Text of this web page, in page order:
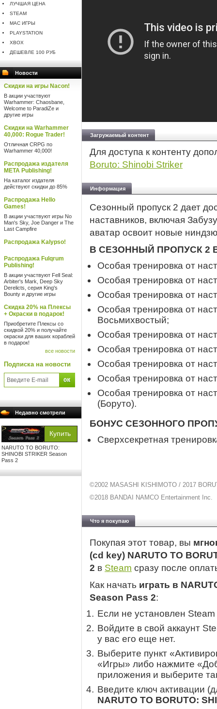
ЛУЧШАЯ ЦЕНА
STEAM
MAC ИГРЫ
PLAYSTATION
XBOX
ДЕШЕВЛЕ 100 РУБ
Новости
Скидки на игры Nacon!
В акции участвуют
Warhammer: Chaosbane,
Welcome to ParadiZe и
другие игры
Скидки на Warhammer
40,000: Rogue Trader!
Отличная CRPG по
Warhammer 40,000!
Распродажа издателя
META Publishing!
На каталог издателя
действуют скидки до 85%
Распродажа Hello
Games!
В акции участвуют игры No
Man's Sky, Joe Danger и The
Last Campfire
Распродажа Kalypso!
Распродажа Fulqrum
Publishing!
В акции участвуют Fell Seal:
Arbiter's Mark, Deep Sky
Derelicts, серия King's
Bounty и другие игры
Скидка 20% на Плексы
+ Окраски в подарок!
Приобретите Плексы со
скидкой 20% и получайте
окраски для ваших кораблей
в подарок!
все новости
Подписка на новости
Недавно смотрели
NARUTO TO BORUTO:
SHINOBI STRIKER Season
Pass 2
Загружаемый контент
Для доступа к контенту
Boruto: Shinobi Striker
Информация
Сезонный пропуск 2 дает
наставников, включая
аватар освоит новые
В СЕЗОННЫЙ ПРОПУСК 2
Особая тренировка от
Особая тренировка от
Особая тренировка от
Особая тренировка от
Восьмихвостый;
Особая тренировка от
Особая тренировка от
Особая тренировка от
Особая тренировка от
Особая тренировка от
(Боруто).
БОНУС СЕЗОННОГО
Сверхсекретная
©2002 MASASHI KISHIMOTO / 2017
©2018 BANDAI NAMCO Entertainment Inc.
Что я покупаю
Покупая этот товар, вы
(cd key) NARUTO TO
2 в Steam сразу после
Как начать играть в
Season Pass 2:
Если не установлен
Войдите в свой аккаунт
у вас его еще нет.
Выберите пункт
«Игры» либо нажмите
приложения и выберите
Введите ключ активации
NARUTO TO BORUTO: